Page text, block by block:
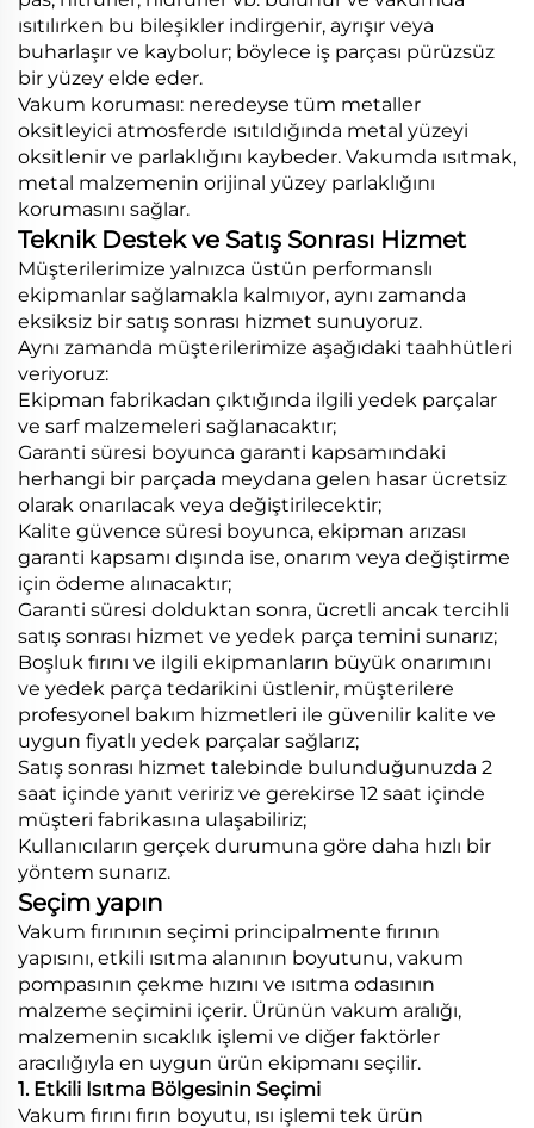
ısıtılırken bu bileşikler indirgenir, ayrışır veya
buharlaşır ve kaybolur; böylece iş parçası pürüzsüz
bir yüzey elde eder.
Vakum koruması: neredeyse tüm metaller
oksitleyici atmosferde ısıtıldığında metal yüzeyi
oksitlenir ve parlaklığını kaybeder. Vakumda ısıtmak,
metal malzemenin orijinal yüzey parlaklığını
korumasını sağlar.
Teknik Destek ve Satış Sonrası Hizmet
Müşterilerimize yalnızca üstün performanslı
ekipmanlar sağlamakla kalmıyor, aynı zamanda
eksiksiz bir satış sonrası hizmet sunuyoruz.
Aynı zamanda müşterilerimize aşağıdaki taahhütleri
veriyoruz:
Ekipman fabrikadan çıktığında ilgili yedek parçalar
ve sarf malzemeleri sağlanacaktır;
Garanti süresi boyunca garanti kapsamındaki
herhangi bir parçada meydana gelen hasar ücretsiz
olarak onarılacak veya değiştirilecektir;
Kalite güvence süresi boyunca, ekipman arızası
garanti kapsamı dışında ise, onarım veya değiştirme
için ödeme alınacaktır;
Garanti süresi dolduktan sonra, ücretli ancak tercihli
satış sonrası hizmet ve yedek parça temini sunarız;
Boşluk fırını ve ilgili ekipmanların büyük onarımını
ve yedek parça tedarikini üstlenir, müşterilere
profesyonel bakım hizmetleri ile güvenilir kalite ve
uygun fiyatlı yedek parçalar sağlarız;
Satış sonrası hizmet talebinde bulunduğunuzda 2
saat içinde yanıt veririz ve gerekirse 12 saat içinde
müşteri fabrikasına ulaşabiliriz;
Kullanıcıların gerçek durumuna göre daha hızlı bir
yöntem sunarız.
Seçim yapın
Vakum fırınının seçimi principalmente fırının
yapısını, etkili ısıtma alanının boyutunu, vakum
pompasının çekme hızını ve ısıtma odasının
malzeme seçimini içerir. Ürünün vakum aralığı,
malzemenin sıcaklık işlemi ve diğer faktörler
aracılığıyla en uygun ürün ekipmanı seçilir.
1. Etkili Isıtma Bölgesinin Seçimi
Vakum fırını fırın boyutu, ısı işlemi tek ürün